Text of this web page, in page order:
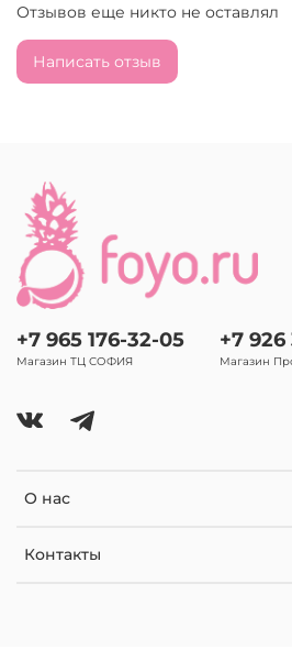
Отзывов еще никто не оставлял
Написать отзыв
О нас
Контакты
+7 965 176-32-05
Магазин ТЦ СОФИЯ
+7
Магазин